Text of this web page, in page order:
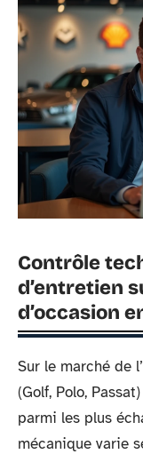
Contrôle
d’entretien
d’occasion
Sur le marché de
(Golf, Polo,
parmi les plus
mécanique varie